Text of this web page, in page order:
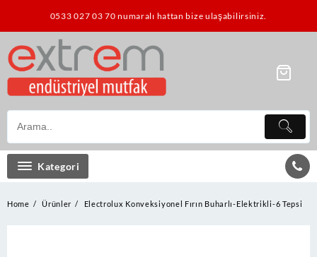
0533 027 03 70 numaralı hattan bize ulaşabilirsiniz.
Kategori
Home Ürünler Electrolux Konveksiyonel Fırın Buharlı-Elektrikli-6 Tepsi